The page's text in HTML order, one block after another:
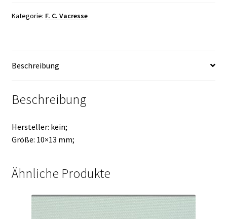
Kategorie: F. C. Vacresse
Beschreibung
Beschreibung
Hersteller: kein;
Größe: 10×13 mm;
Ähnliche Produkte